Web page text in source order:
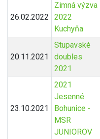
26.02.2022
Zimná výzva
2022
Kuchyňa
20.11.2021
Stupavské
doubles
2021
23.10.2021
2021
Jesenné
Bohunice -
MSR
JUNIOROV